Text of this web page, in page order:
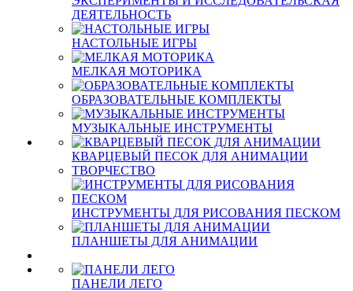
ДЕЯТЕЛЬНОСТЬ
НАСТОЛЬНЫЕ ИГРЫ
МЕЛКАЯ МОТОРИКА
ОБРАЗОВАТЕЛЬНЫЕ КОМПЛЕКТЫ
МУЗЫКАЛЬНЫЕ ИНСТРУМЕНТЫ
КВАРЦЕВЫЙ ПЕСОК ДЛЯ АНИМАЦИИ
ТВОРЧЕСТВО
ИНСТРУМЕНТЫ ДЛЯ РИСОВАНИЯ ПЕСКОМ
ПЛАНШЕТЫ ДЛЯ АНИМАЦИИ
ПАНЕЛИ ЛЕГО